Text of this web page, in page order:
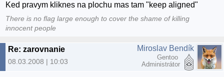
Ked pravym kliknes na plochu mas tam "keep aligned"
There is no flag large enough to cover the shame of killing
innocent people
Re: zarovnanie
08.03.2008 | 10:03
Miroslav Bendík
Gentoo
Administrátor